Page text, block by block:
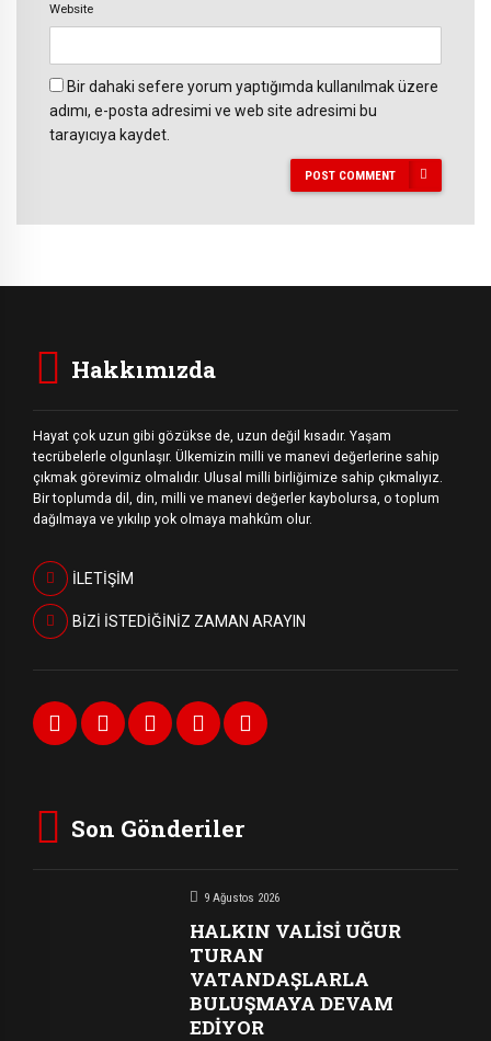
Website
Bir dahaki sefere yorum yaptığımda kullanılmak üzere
adımı, e-posta adresimi ve web site adresimi bu
tarayıcıya kaydet.
POST COMMENT
Hakkımızda
Hayat çok uzun gibi gözükse de, uzun değil kısadır. Yaşam
tecrübelerle olgunlaşır. Ülkemizin milli ve manevi değerlerine sahip
çıkmak görevimiz olmalıdır. Ulusal milli birliğimize sahip çıkmalıyız.
Bir toplumda dil, din, milli ve manevi değerler kaybolursa, o toplum
dağılmaya ve yıkılıp yok olmaya mahkûm olur.
İLETİŞİM
BİZİ İSTEDİĞİNİZ ZAMAN ARAYIN
Son Gönderiler
9 Ağustos 2026
HALKIN VALİSİ UĞUR
TURAN
VATANDAŞLARLA
BULUŞMAYA DEVAM
EDİYOR